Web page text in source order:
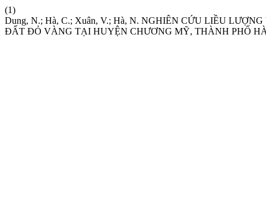
(1)
Dung, N.; Hà, C.; Xuân, V.; Hà, N. NGHIÊN CỨU LIỀU
ĐẤT ĐỎ VÀNG TẠI HUYỆN CHƯƠNG MỸ, THÀNH PHỐ